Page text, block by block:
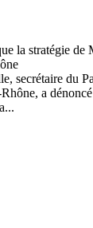
secrétaire du
a